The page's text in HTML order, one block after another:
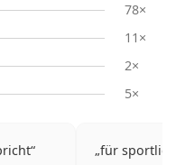
78×
11×
2×
5×
für